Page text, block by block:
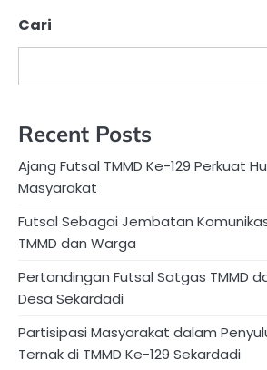
Cari
Recent Posts
Ajang Futsal TMMD Ke-129 Perkuat
Masyarakat
Futsal Sebagai Jembatan
TMMD dan Warga
Pertandingan Futsal Satgas TMMD
Desa Sekardadi
Partisipasi Masyarakat dalam
Ternak di TMMD Ke-129 Sekardadi